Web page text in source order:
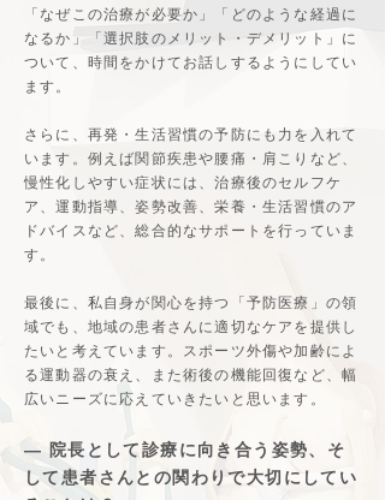
「なぜこの治療が必要か」「どのような経過に
なるか」「選択肢のメリット・デメリット」に
ついて、時間をかけてお話しするようにしてい
ます。
さらに、再発・生活習慣の予防にも力を入れて
います。例えば関節疾患や腰痛・肩こりなど、
慢性化しやすい症状には、治療後のセルフケ
ア、運動指導、姿勢改善、栄養・生活習慣のア
ドバイスなど、総合的なサポートを行っていま
す。
最後に、私自身が関心を持つ「予防医療」の領
域でも、地域の患者さんに適切なケアを提供し
たいと考えています。スポーツ外傷や加齢によ
る運動器の衰え、また術後の機能回復など、幅
広いニーズに応えていきたいと思います。
― 院長として診療に向き合う姿勢、そ
して患者さんとの関わりで大切にしてい